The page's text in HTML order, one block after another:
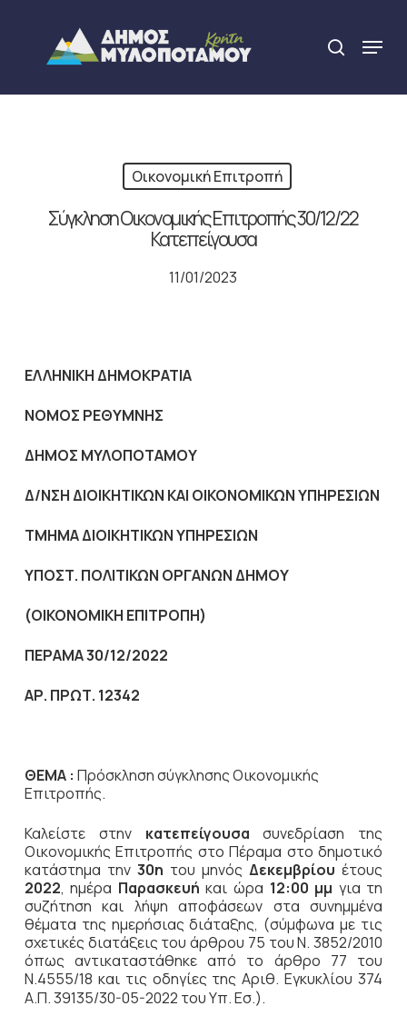
content
search
Menu
Οικονομική Επιτροπή
Σύγκληση Οικονομικής Επιτροπής 30/12/22
Κατεπείγουσα
11/01/2023
ΕΛΛΗΝΙΚΗ ΔΗΜΟΚΡΑΤΙΑ
NOMOΣ ΡΕΘΥΜΝΗΣ
ΔΗΜΟΣ ΜΥΛΟΠΟΤΑΜΟΥ
Δ/ΝΣΗ ΔΙΟΙΚΗΤΙΚΩΝ ΚΑΙ ΟΙΚΟΝΟΜΙΚΩΝ ΥΠΗΡΕΣΙΩΝ
ΤΜΗΜΑ ΔΙΟΙΚΗΤΙΚΩΝ ΥΠΗΡΕΣΙΩΝ
ΥΠΟΣΤ. ΠΟΛΙΤΙΚΩΝ ΟΡΓΑΝΩΝ ΔΗΜΟΥ
(ΟΙΚΟΝΟΜΙΚΗ ΕΠΙΤΡΟΠΗ)
ΠΕΡΑΜΑ 30/12/2022
ΑΡ. ΠΡΩΤ. 12342
ΘΕΜΑ : Πρόσκληση σύγκλησης Οικονομικής
Επιτροπής.
Καλείστε στην κατεπείγουσα συνεδρίαση της
Οικονομικής Επιτροπής στο Πέραμα στο δημοτικό
κατάστημα την30η του μηνόςΔεκεμβρίου έτους
2022, ημέρα Παρασκευήκαι ώρα 12:00 μμ για τη
συζήτηση και λήψη αποφάσεων στα συνημμένα
θέματα της ημερήσιας διάταξης, (σύμφωνα με τις
σχετικές διατάξεις του άρθρου 75 του Ν. 3852/2010
όπως αντικαταστάθηκε από το άρθρο 77 του
Ν.4555/18 και τις οδηγίες της Αριθ. Εγκυκλίου 374
Α.Π. 39135/30-05-2022 του Υπ. Εσ.).
Close